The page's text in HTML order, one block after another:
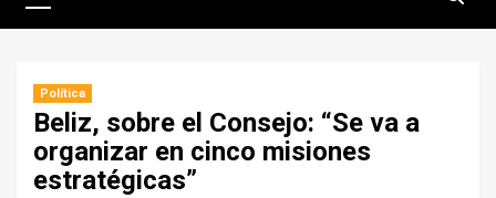
Política
Beliz, sobre el Consejo: “Se va a
organizar en cinco misiones
estratégicas”